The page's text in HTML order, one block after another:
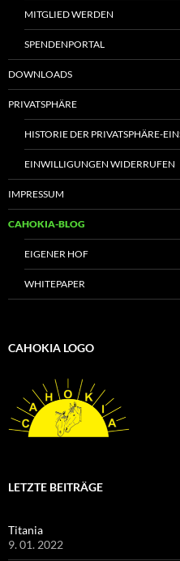
MITGLIED WERDEN
SPENDENPORTAL
DOWNLOADS
PRIVATSPHÄRE
HISTORIE DER PRIVATSPHÄRE-
EINWILLIGUNGEN WIDERRUFEN
IMPRESSUM
CAHOKIA-BLOG
EIGENER HOF
WHITEPAPER
CAHOKIA LOGO
LETZTE BEITRÄGE
Titania
9. 01. 2022